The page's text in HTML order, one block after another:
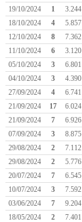
19/10/2024
1 3.244
18/10/2024
4 5.857
12/10/2024
8 7.362
11/10/2024
6 3.120
05/10/2024
3 6.801
04/10/2024
3 4.390
27/09/2024
4 6.741
21/09/2024
17 6.024
21/09/2024
7 6.926
07/09/2024
3 8.875
29/08/2024
2 7.112
29/08/2024
2 5.776
20/07/2024
7 6.545
10/07/2024
3 7.592
03/06/2024
7 9.204
18/05/2024
2 7.401